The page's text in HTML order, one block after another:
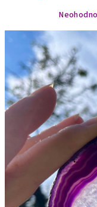
produktu
z
5
hvězdiček.